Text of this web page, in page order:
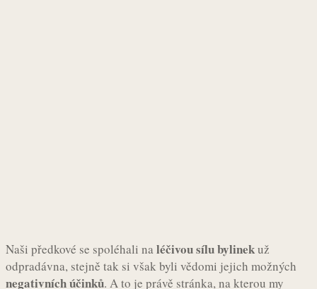
Naši předkové se spoléhali naléčivou sílu bylinekuž
odpradávna, stejně tak si však byli vědomi jejich možných
negativních účinků. A to je právě stránka, na kterou my